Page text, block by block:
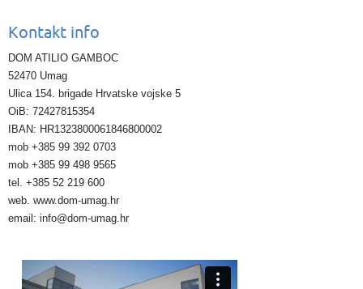
Kontakt info
DOM ATILIO GAMBOC
52470 Umag
Ulica 154. brigade Hrvatske vojske 5
OiB: 72427815354
IBAN: HR1323800061846800002
mob +385 99 392 0703
mob +385 99 498 9565
tel. +385 52 219 600
web. www.dom-umag.hr
email: info@dom-umag.hr